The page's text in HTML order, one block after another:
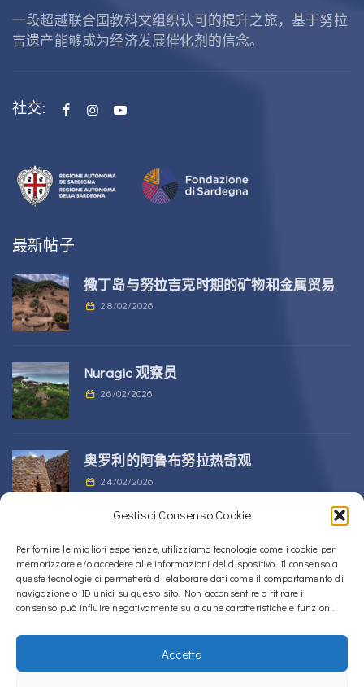
Gestisci Consenso Cookie
Per fornire le migliori esperienze, utilizziamo tecnologie come i cookie per
memorizzare e/o accedere alle informazioni del dispositivo. Il consenso a
queste tecnologie ci permetterà di elaborare dati come il comportamento di
navigazione o ID unici su questo sito. Non acconsentire o ritirare il
consenso può influire negativamente su alcune caratteristiche e funzioni.
Accetta
一段超越联合国教科文组织认可的提升之旅，基于努拉
吉遗产能够成为经济发展催化剂的信念。
社交:
最新帖子
撒丁岛与努拉吉克时期的矿物和金属贸易
28/02/2026
Nuragic 观察员
26/02/2026
奥罗利的阿鲁布努拉热奇观
24/02/2026
位于 Alà dei Sardi 的 Sos Nurattolos
Nuragic 建筑群
23/02/2026
Copyright © 2020 – 2026La Sardegna verso l'Unesco